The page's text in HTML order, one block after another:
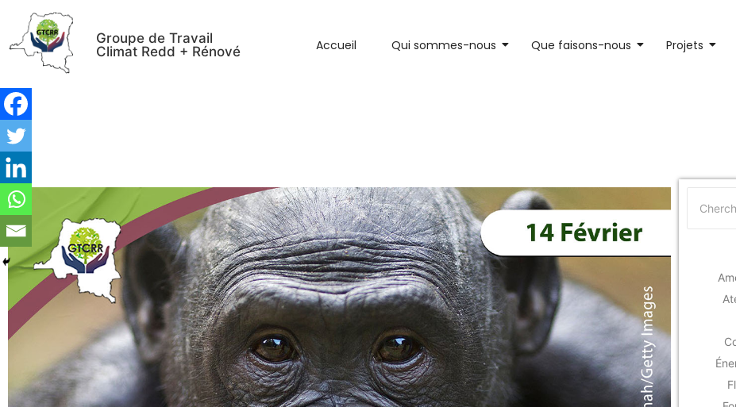
Groupe de Travail
Climat Redd + Rénové
Accueil Qui sommes-nous Que faisons-nous Projets
Journée mondiale du Bonobo : voici 14 faits scientifiques et